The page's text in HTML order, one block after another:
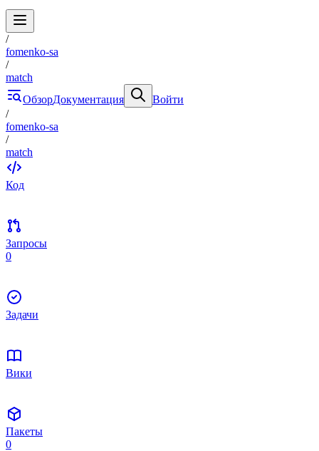
/
fomenko-sa
/
match
ОбзорДокументация
Войти
/
fomenko-sa
/
match
Код
Запросы
0
Задачи
Вики
Пакеты
0